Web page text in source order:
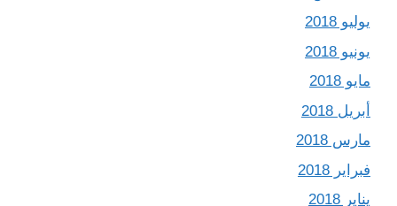
يوليو 2018
يونيو 2018
مايو 2018
أبريل 2018
مارس 2018
فبراير 2018
يناير 2018